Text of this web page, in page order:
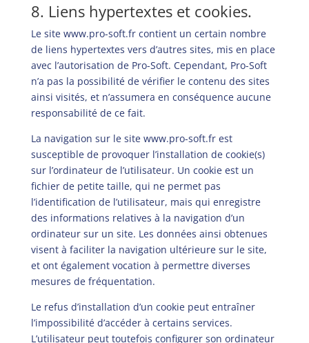
8. Liens hypertextes et cookies.
Le site www.pro-soft.frcontient un certain nombre
de liens hypertextes vers d’autres sites, mis en place
avec l’autorisation de Pro-Soft. Cependant, Pro-Soft
n’a pas la possibilité de vérifier le contenu des sites
ainsi visités, et n’assumera en conséquence aucune
responsabilité de ce fait.
La navigation sur le site www.pro-soft.frest
susceptible de provoquer l’installation de cookie(s)
sur l’ordinateur de l’utilisateur. Un cookie est un
fichier de petite taille, qui ne permet pas
l’identification de l’utilisateur, mais qui enregistre
des informations relatives à la navigation d’un
ordinateur sur un site. Les données ainsi obtenues
visent à faciliter la navigation ultérieure sur le site,
et ont également vocation à permettre diverses
mesures de fréquentation.
Le refus d’installation d’un cookie peut entraîner
l’impossibilité d’accéder à certains services.
L’utilisateur peut toutefois configurer son ordinateur